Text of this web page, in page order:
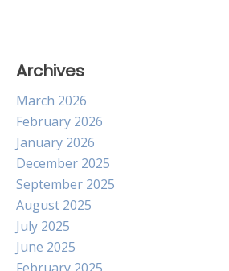
Archives
March 2026
February 2026
January 2026
December 2025
September 2025
August 2025
July 2025
June 2025